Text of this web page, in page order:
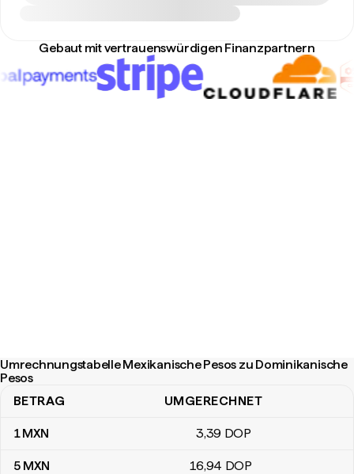
Gebaut mit vertrauenswürdigen Finanzpartnern
Umrechnungstabelle Mexikanische Pesos zu Dominikanische
Pesos
Umrechnungstabelle Mexikanische Pesos zu Dominikanische
BETRAG UMGERECHNET
1MXN 3,39 DOP
5 MXN 16,94 DOP